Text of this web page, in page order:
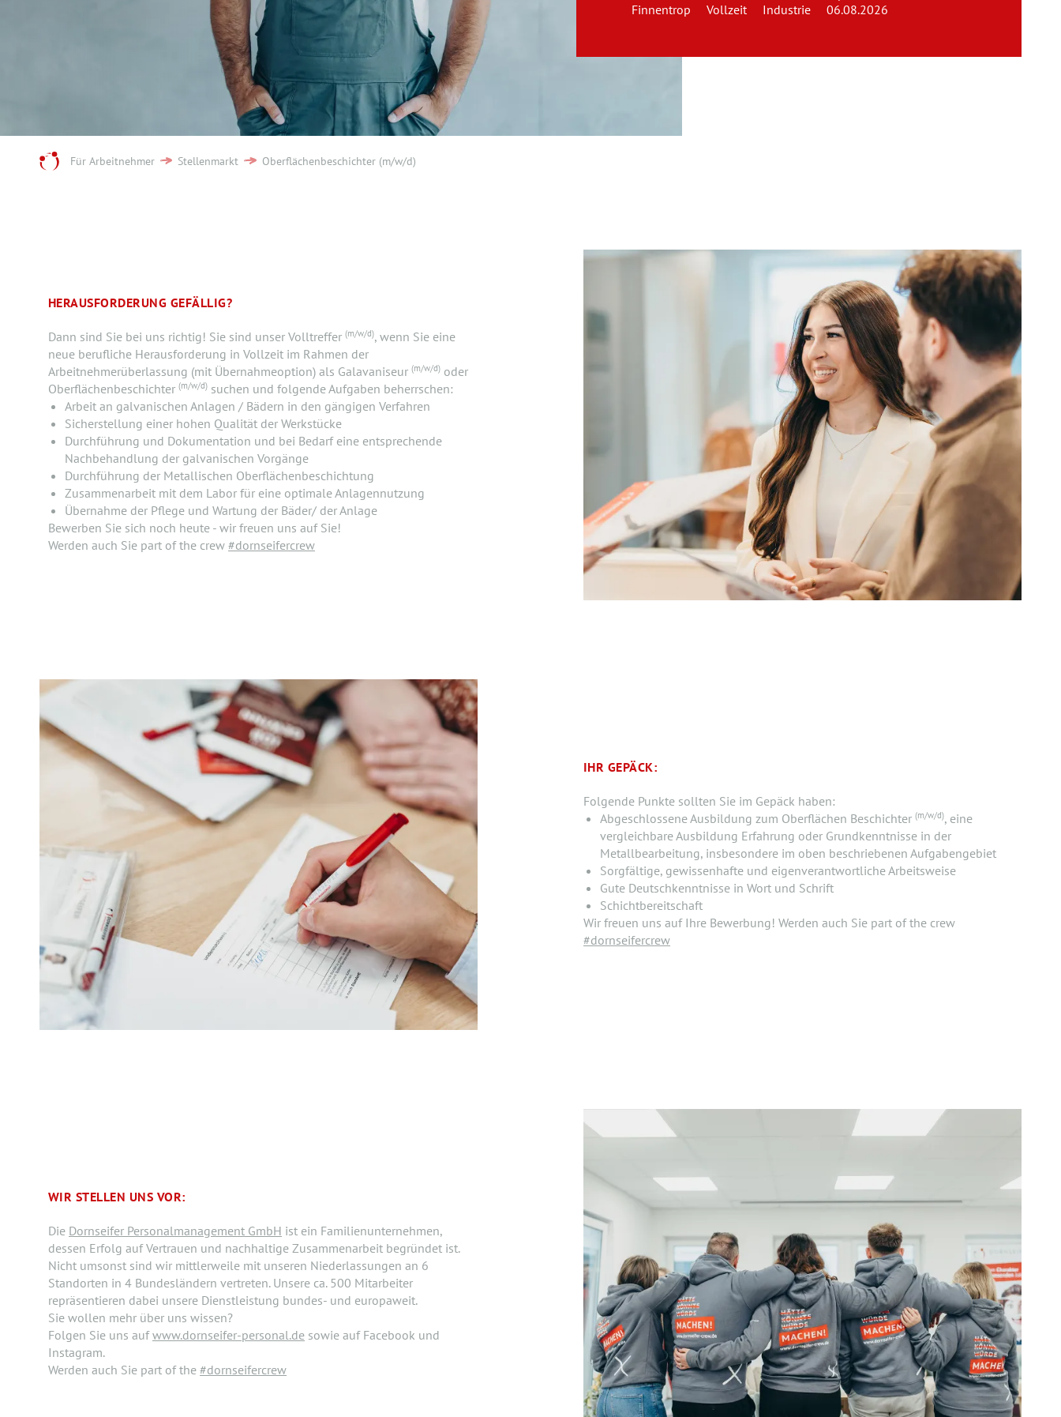
Finnentrop
Vollzeit Industrie 06.08.2026
Für Arbeitnehmer Stellenmarkt Oberflächenbeschichter (m/w/d)
HERAUSFORDERUNG GEFÄLLIG?
Dann sind Sie bei uns richtig! Sie sind unser Volltreffer (m/w/d), wenn Sie eine
neue berufliche Herausforderung in Vollzeit im Rahmen der
Arbeitnehmerüberlassung (mit Übernahmeoption) als Galavaniseur (m/w/d) oder
Oberflächenbeschichter (m/w/d) suchen und folgende Aufgaben beherrschen:
Arbeit an galvanischen Anlagen / Bädern in den gängigen Verfahren
Sicherstellung einer hohen Qualität der Werkstücke
Durchführung und Dokumentation und bei Bedarf eine entsprechende
Nachbehandlung der galvanischen Vorgänge
Durchführung der Metallischen Oberflächenbeschichtung
Zusammenarbeit mit dem Labor für eine optimale Anlagennutzung
Übernahme der Pflege und Wartung der Bäder/ der Anlage
Bewerben Sie sich noch heute - wir freuen uns auf Sie!
Werden auch Sie part of the crew #dornseifercrew
IHR GEPÄCK:
Folgende Punkte sollten Sie im Gepäck haben:
Abgeschlossene Ausbildung zum Oberflächen Beschichter (m/w/d), eine
vergleichbare Ausbildung Erfahrung oder Grundkenntnisse in der
Metallbearbeitung, insbesondere im oben beschriebenen Aufgabengebiet
Sorgfältige, gewissenhafte und eigenverantwortliche Arbeitsweise
Gute Deutschkenntnisse in Wort und Schrift
Schichtbereitschaft
Wir freuen uns auf Ihre Bewerbung! Werden auch Sie part of the crew
#dornseifercrew
WIR STELLEN UNS VOR:
Die Dornseifer Personalmanagement GmbH ist ein Familienunternehmen,
dessen Erfolg auf Vertrauen und nachhaltige Zusammenarbeit begründet ist.
Nicht umsonst sind wir mittlerweile mit unseren Niederlassungen an 6
Standorten in 4 Bundesländern vertreten. Unsere ca. 500 Mitarbeiter
repräsentieren dabei unsere Dienstleistung bundes- und europaweit.
Sie wollen mehr über uns wissen?
Folgen Sie uns aufwww.dornseifer-personal.de sowie auf Facebook und
Instagram.
Werden auch Sie part of the #dornseifercrew
Team
Kontakt